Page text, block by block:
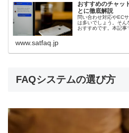
おすすめのチャッ
とに徹底解説
問い合わせ対応やEC
は多いでしょう。そん
おすすめです。本記事
www.satfaq.jp
FAQシステムの選び方